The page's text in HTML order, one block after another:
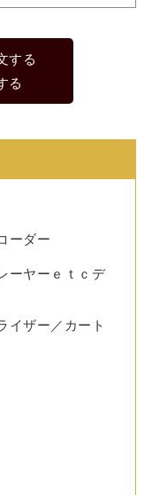
する
る
ーダー
ーヤーｅｔｃデ
イザー／カート